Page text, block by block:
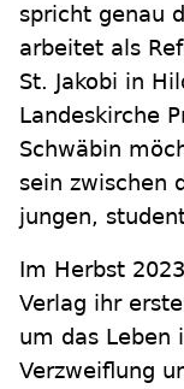
spricht genau
arbeitet als
St. Jakobi in
Landeskirche
Schwäbin
sein zwischen
jungen,
Im Herbst
Verlag ihr
um das Leben
Verzweiflung